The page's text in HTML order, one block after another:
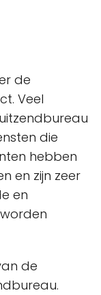
de
Veel
die
hebben
en zijn zeer
en
de